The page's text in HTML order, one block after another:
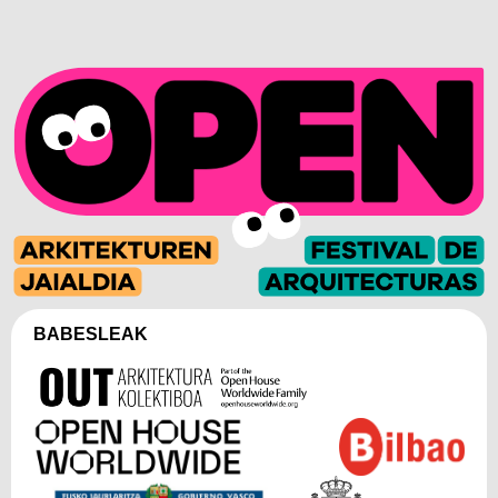
BABESLEAK